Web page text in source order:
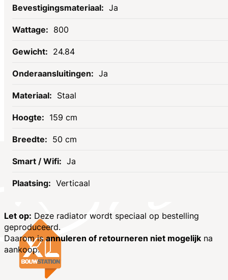
Ja
800
24.84
Ja
Staal
159 cm
50 cm
Ja
Verticaal
Let op: Deze radiator wordt speciaal op bestelling
geproduceerd.
Daarom isannuleren of retourneren niet mogelijk na
aankoop.